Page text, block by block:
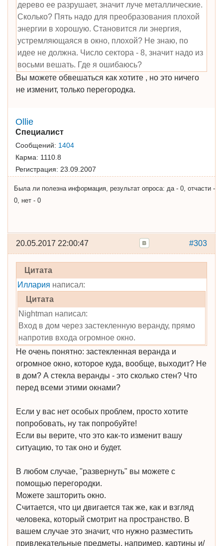
дерево ее разрушает, значит луче металлические.
Сколько? Пять надо для преобразования плохой
энергии в хорошую. Становится ли энергия,
устремляющаяся в окно, плохой? Не знаю, по
идее не должна. Число сектора - 8, значит надо из
восьми вешать. Где я ошибаюсь?
Вы можете обвешаться как хотите , но это ничего
не изменит, только перегородка.
Ollie
Специалист
Сообщений: 1404
Карма: 1110.8
Регистрация: 23.09.2007
Была ли полезна информация, результат опроса: да - 0, отчасти -
0, нет - 0
#303
20.05.2017 22:00:47
Цитата
Иллария написал:
Цитата
Nightman написал:
Вход в дом через застекленную веранду, прямо
напротив входа огромное окно.
Не очень понятно: застекленная веранда и
огромное окно, которое куда, вообще, выходит? Не
в дом? А стекла веранды - это сколько стен? Что
перед всеми этими окнами?
Если у вас нет особых проблем, просто хотите
попробовать, ну так попробуйте!
Если вы верите, что это как-то изменит вашу
ситуацию, то так оно и будет.
В любом случае, "развернуть" вы можете с
помощью перегородки.
Можете зашторить окно.
Считается, что ци двигается так же, как и взгляд
человека, который смотрит на пространство. В
вашем случае это значит, что нужно разместить
привлекательные предметы, например, картины и/